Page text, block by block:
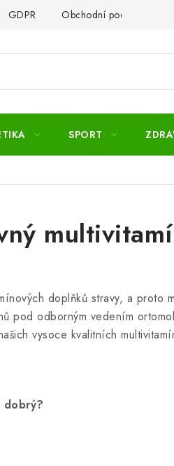
GDPR Obchodní podmínky
SPORT
doplňků stravy, a proto
pod odborným vedením
vysoce kvalitních
dobrý?